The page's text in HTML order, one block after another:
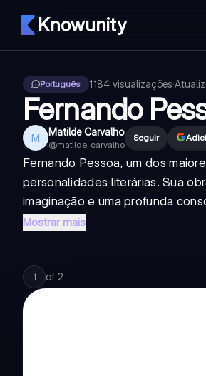
Knowunity
Português 1.184 visualizações·
Fernando
M Matilde Carvalho
@matilde_carvalho
Seguir
Fernando Pessoa, um dos
personalidades literárias. Sua
imaginação e uma profunda
Mostrar mais
1 of 2